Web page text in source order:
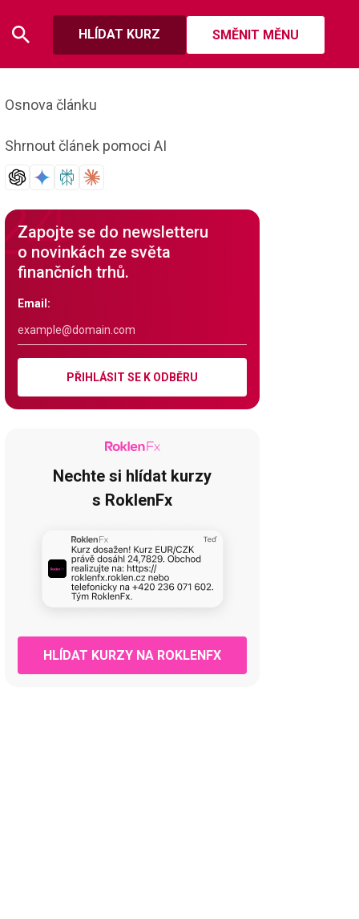
HLÍDAT KURZ SMĚNIT MĚNU
Osnova článku
Shrnout článek pomoci AI
Zapojte se do newsletteru
o novinkách ze světa
finančních trhů.
Email:
PŘIHLÁSIT SE K ODBĚRU
Nechte si hlídat kurzy
s RoklenFx
HLÍDAT KURZY NA ROKLENFX